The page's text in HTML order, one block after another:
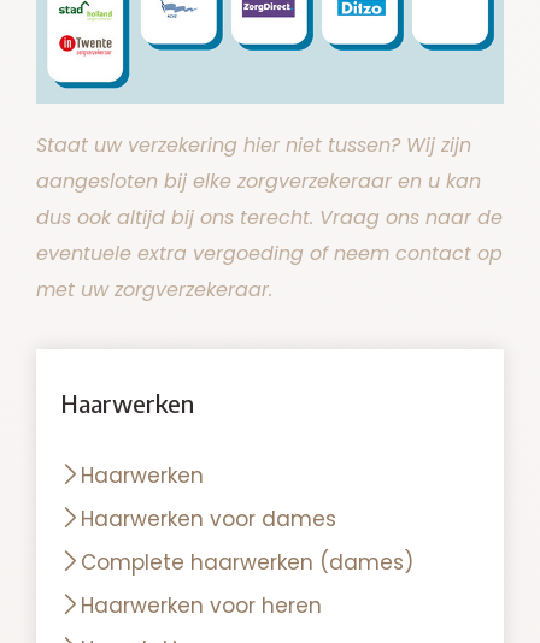
Staat uw verzekering hier niet tussen? Wij zijn
aangesloten bij elke zorgverzekeraar en u kan
dus ook altijd bij ons terecht. Vraag ons naar de
eventuele extra vergoeding of neem contact op
met uw zorgverzekeraar.
Haarwerken
Haarwerken
Haarwerken voor dames
Complete haarwerken (dames)
Haarwerken voor heren